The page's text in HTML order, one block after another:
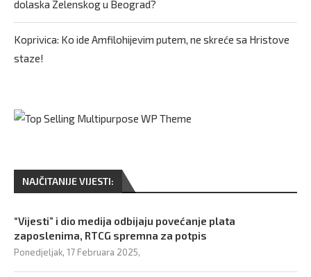
dolaska Zelenskog u Beograd?
Koprivica: Ko ide Amfilohijevim putem, ne skreće sa Hristove
staze!
NAJČITANIJE VIJESTI:
“Vijesti” i dio medija odbijaju povećanje plata
zaposlenima, RTCG spremna za potpis
Ponedjeljak, 17 Februara 2025,